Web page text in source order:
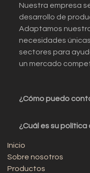
Nuestra empresa
desarrollo de
Adaptamos
necesidades
sectores para
un mercado
¿Cómo puedo
¿Cuál es su
Inicio
Sobre nosotros
Productos